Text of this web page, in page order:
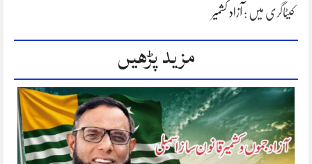
کیٹاگری میں : آزاد کشمیر
مزید پڑھیں